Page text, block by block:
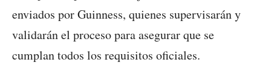
enviados por Guinness, quienes supervisarán y
validarán el proceso para asegurar que se
cumplan todos los requisitos oficiales.